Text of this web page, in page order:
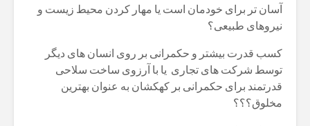
آسان تر برای خودمان است یا مهار کردن محیط زیست و
نیروهای طبیعی؟
کسب قدرت بیشتر و حکمرانی بر روی انسان های دیگر
توسط شرکت های تجاری یا با آرزوی ساخت سلاحی
قدرتمند برای حکمرانی بر کهکشان به عنوان بهترین
مخلوق؟؟؟